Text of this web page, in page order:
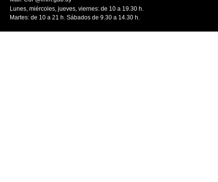
Lunes, miércoles, jueves, viernes: de 10 a 19.30 h.
Martes: de 10 a 21 h. Sábados de 9.30 a 14.30 h.